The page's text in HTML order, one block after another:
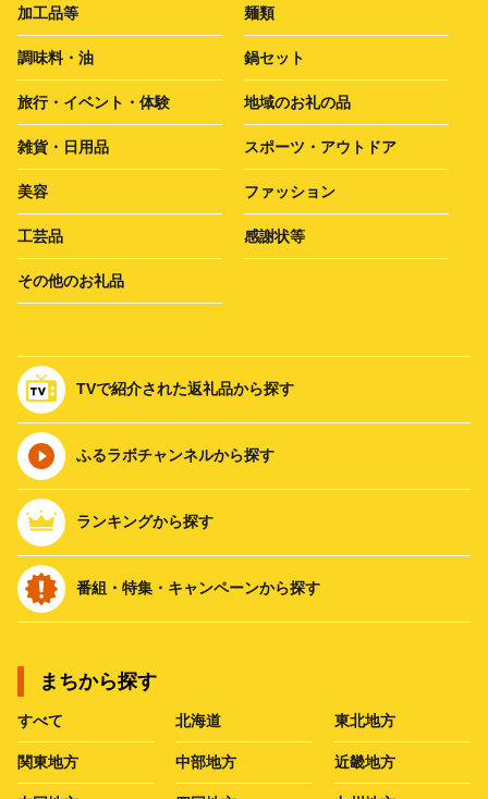
加工品等 麺類
調味料・油 鍋セット
旅行・イベント・体験 地域のお礼の品
雑貨・日用品 スポーツ・アウトドア
美容 ファッション
工芸品 感謝状等
その他のお礼品
TVで紹介された返礼品から探す
ふるラボチャンネルから探す
ランキングから探す
番組・特集・キャンペーンから探す
まちから探す
すべて 北海道 東北地方
関東地方 中部地方 近畿地方